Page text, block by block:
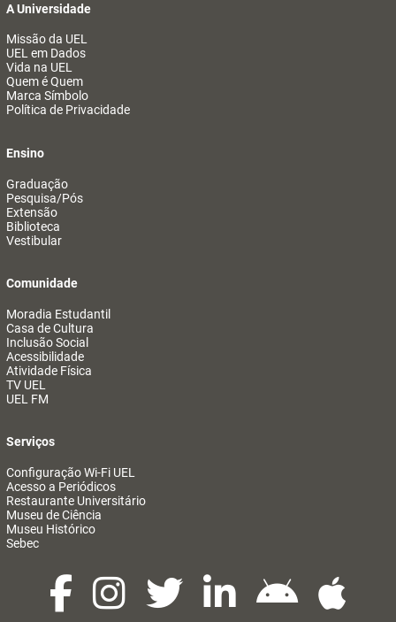
A Universidade
Missão da UEL
UEL em Dados
Vida na UEL
Quem é Quem
Marca Símbolo
Política de Privacidade
Ensino
Graduação
Pesquisa/Pós
Extensão
Biblioteca
Vestibular
Comunidade
Moradia Estudantil
Casa de Cultura
Inclusão Social
Acessibilidade
Atividade Física
TV UEL
UEL FM
Serviços
Configuração Wi-Fi UEL
Acesso a Periódicos
Restaurante Universitário
Museu de Ciência
Museu Histórico
Sebec